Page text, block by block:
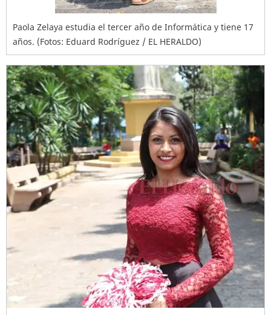
Paola Zelaya estudia el tercer año de Informática y tiene 17
años. (Fotos: Eduard Rodríguez / EL HERALDO)